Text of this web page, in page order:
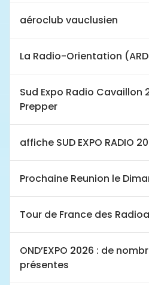
aéroclub vauclusien
La Radio-Orientation
Sud Expo Radio Cavaillon
Prepper
affiche SUD EXPO RADIO
Prochaine Reunion le
Tour de France des
OND’EXPO 2026 : de
présentes